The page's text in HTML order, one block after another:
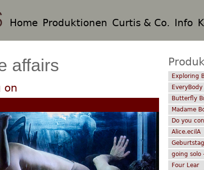
Hauptnavigation
Home Produktionen Curtis & Co. Info
affairs
on
Exploring
Butterfly
Madame
Do you
Alice.ecilA
going solo
Four Lear